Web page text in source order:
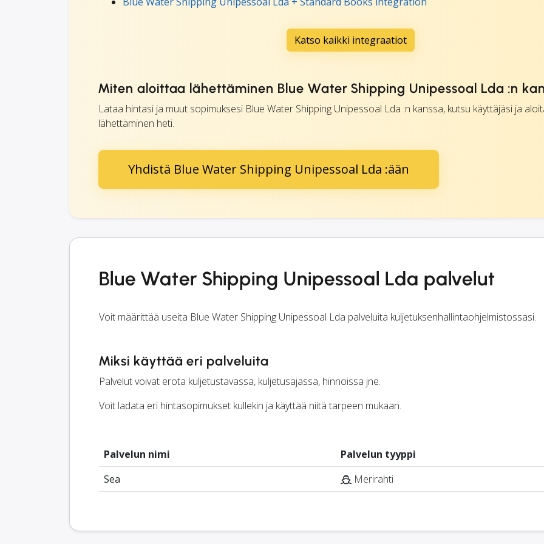
Katso kaikki integraatiot
Miten aloittaa lähettäminen Blue Water Shipping Unipessoal Lda :n
Lataa hintasi ja muut sopimuksesi Blue Water Shipping Unipessoal Lda :n kanssa, kutsu käyttäjäsi ja
lähettäminen heti.
Yhdistä Blue Water Shipping Unipessoal Lda :ään
Blue Water Shipping Unipessoal Lda palvelut
Voit määrittää useita Blue Water Shipping Unipessoal Lda palveluita kuljetuksenhallintaohjelmistossasi.
Miksi käyttää eri palveluita
Palvelut voivat erota kuljetustavassa, kuljetusajassa, hinnoissa jne.
Voit ladata eri hintasopimukset kullekin ja käyttää niitä tarpeen mukaan.
Palvelun nimi
Palvelun tyyppi
Sea
Merirahti